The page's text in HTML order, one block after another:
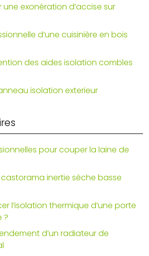
exonération d’accise sur
d’une cuisinière en bois
des aides isolation combles
isolation exterieur
pour couper la laine de
inertie sèche basse
l’isolation thermique d’une porte
?
d’un radiateur de